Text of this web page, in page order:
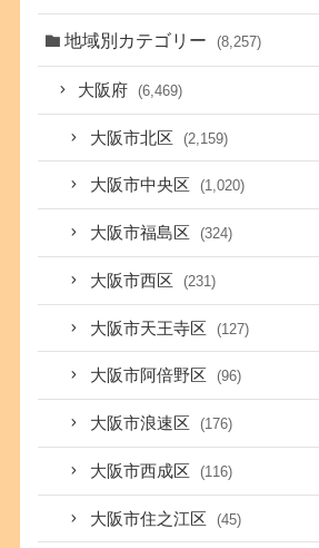
地域別カテゴリー (8,257)
大阪府 (6,469)
大阪市北区 (2,159)
大阪市中央区 (1,020)
大阪市福島区 (324)
大阪市西区 (231)
大阪市天王寺区 (127)
大阪市阿倍野区 (96)
大阪市浪速区 (176)
大阪市西成区 (116)
大阪市住之江区 (45)